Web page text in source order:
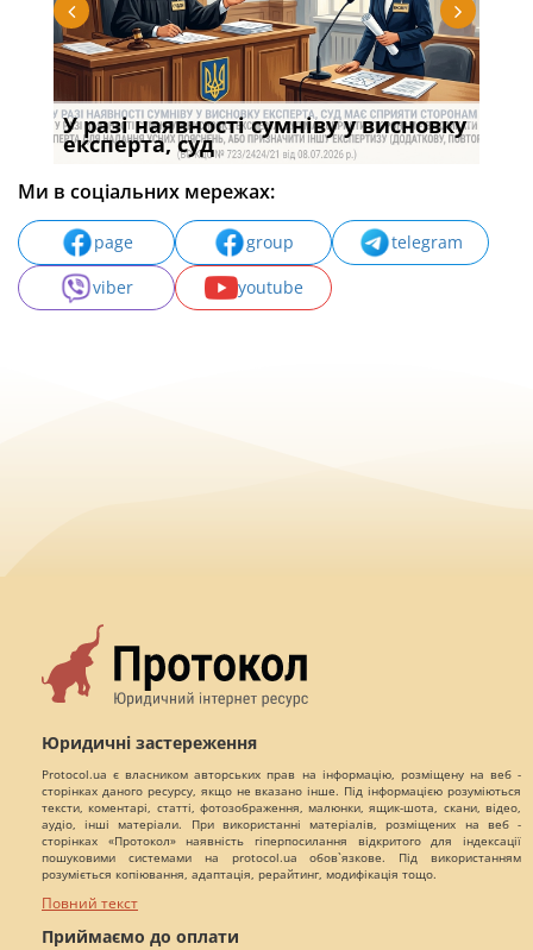
У разі наявності сумніву у висновку
експерта, суд
Ми в соціальних мережах:
page group
telegram
viber
youtube
Юридичні застереження
Protocol.ua є власником авторських прав на інформацію, розміщену на веб -
сторінках даного ресурсу, якщо не вказано інше. Під інформацією розуміються
тексти, коментарі, статті, фотозображення, малюнки, ящик-шота, скани, відео,
аудіо, інші матеріали. При використанні матеріалів, розміщених на веб -
сторінках «Протокол» наявність гіперпосилання відкритого для індексації
пошуковими системами на protocol.ua обов`язкове. Під використанням
розуміється копіювання, адаптація, рерайтинг, модифікація тощо.
Повний текст
Приймаємо до оплати